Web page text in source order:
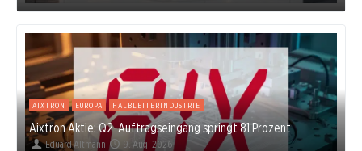
AIXTRON EUROPA HALBLEITERINDUSTRIE
Aixtron Aktie: Q2-Auftragseingang springt 81 Prozent
Eduard Altmann 9. Aug. 2026